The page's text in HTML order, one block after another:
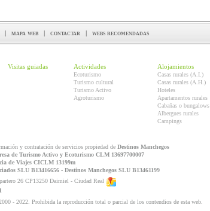
| mapa web | contactar | webs recomendadas
Visitas guiadas Actividades
Ecoturismo
Turismo cultural
Turismo Activo
Agroturismo
Alojamientos
Casas rurales (A.I.)
Casas rurales (A.H.)
Hoteles
Apartamentos rurales
Cabañas o bungalows
Albergues rurales
Campings
y contratación de servicios propiedad de Destinos Manchegos
de Turismo Activo y Ecoturismo CLM 13697700007
de Viajes CICLM 13199m
SLU B13416656 - Destinos Manchegos SLU B13461199
26 CP13250 Daimiel - Ciudad Real
- 2022. Prohibida la reproducción total o parcial de los contendios de esta web.